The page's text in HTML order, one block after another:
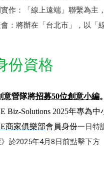
作：「線上遠端」聯繫為主
：將辦在「台北市」，以「
份資格
意營隊將招募50位創意小編
Biz-Solutions 2025年專為中
商家俱樂部會員身份一日特
》於2025年4月8日前點擊下